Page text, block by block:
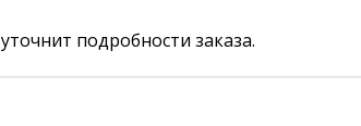
подробности заказа.